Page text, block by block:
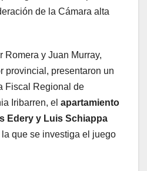
de la Cámara alta
Romera y Juan Murray,
provincial, presentaron un
Fiscal Regional de
Iribarren, el apartamiento
Edery y Luis Schiappa
que se investiga el juego